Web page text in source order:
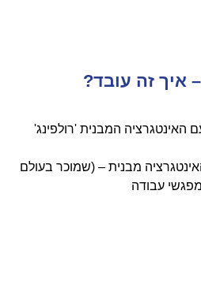
זה עובד?
המבנית 'רולפינג'
מבנית – (שמוכר בעולם